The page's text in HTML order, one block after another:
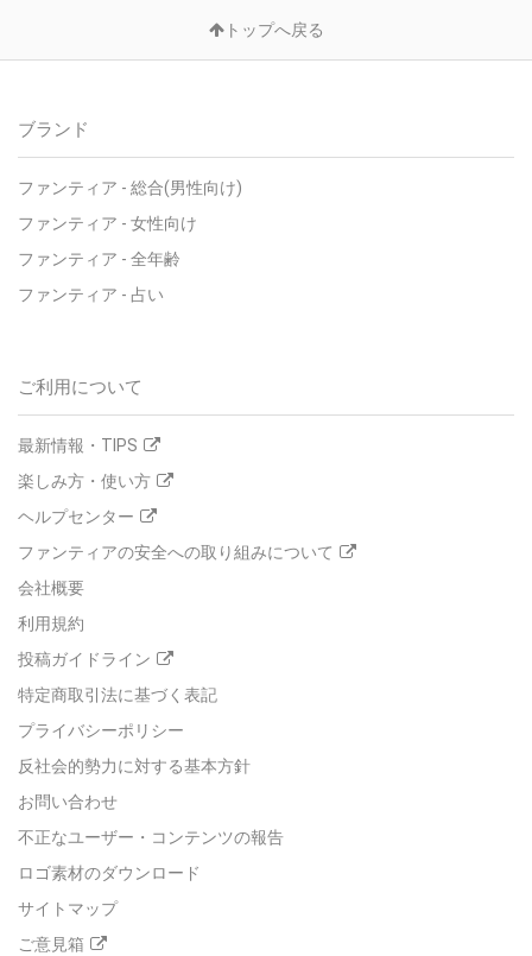
トップへ戻る
ブランド
ファンティア - 総合(男性向け)
ファンティア - 女性向け
ファンティア - 全年齢
ファンティア - 占い
ご利用について
最新情報・TIPS
楽しみ方・使い方
ヘルプセンター
ファンティアの安全への取り組みについて
会社概要
利用規約
投稿ガイドライン
特定商取引法に基づく表記
プライバシーポリシー
反社会的勢力に対する基本方針
お問い合わせ
不正なユーザー・コンテンツの報告
ロゴ素材のダウンロード
サイトマップ
ご意見箱